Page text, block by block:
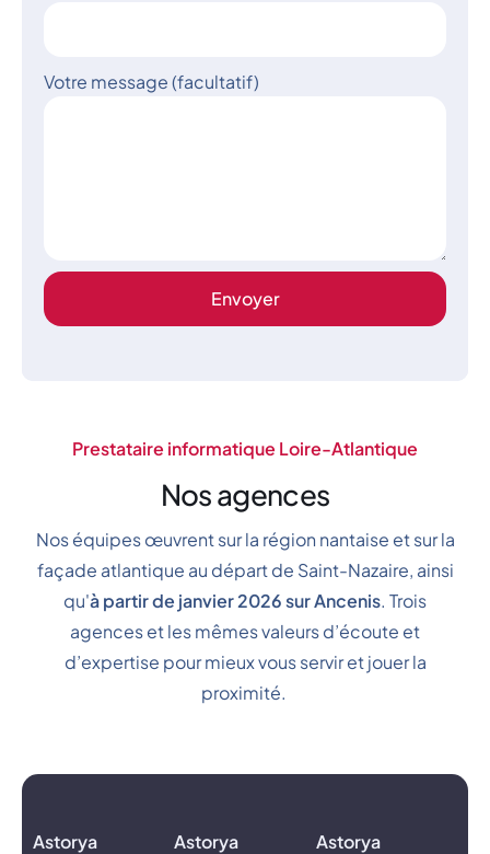
Votre message (facultatif)
Prestataire informatique Loire-Atlantique
Nos agences
Nos équipes œuvrent sur la région nantaise et sur la
façade atlantique au départ de Saint-Nazaire, ainsi
qu'à partir de janvier 2026 sur Ancenis. Trois
agences et les mêmes valeurs d’écoute et
d’expertise pour mieux vous servir et jouer la
proximité.
Astorya Astorya Astorya